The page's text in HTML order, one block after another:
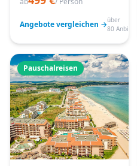
Angebote vergleichen →über
80 Anbieter
Pauschalreisen